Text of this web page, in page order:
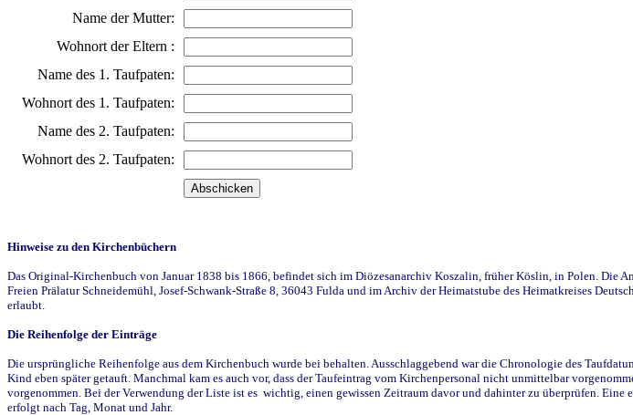
Name der Mutter:
Wohnort der Eltern :
Name des 1. Taufpaten:
Wohnort des 1. Taufpaten:
Name des 2. Taufpaten:
Wohnort des 2. Taufpaten:
Hinweise zu den Kirchenbüchern
Das Original-Kirchenbuch von Januar 1838 bis 1866, befindet sich im Diözesanarchiv Koszalin, früher Köslin, in Polen.
Freien Prälatur Schneidemühl, Josef-Schwank-Straße 8, 36043 Fulda und im Archiv der Heimatstube des Heimatkreises
erlaubt.
Die Reihenfolge der Einträge
Die ursprüngliche Reihenfolge aus dem Kirchenbuch wurde bei behalten. Ausschlaggebend war die Chronologie des
Kind eben später getauft. Manchmal kam es auch vor, dass der Taufeintrag vom Kirchenpersonal nicht unmittelbar
vorgenommen. Bei der Verwendung der Liste ist es wichtig, einen gewissen Zeitraum davor und dahinter zu überprüfen.
erfolgt nach Tag, Monat und Jahr.